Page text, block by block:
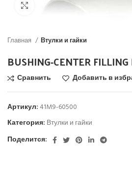
Click to enlarge
Главная Втулки и гайки
BUSHING-CENTER
Сравнить Добавить в
Артикул: 41M9-60500
Категория: Втулки и гайки
Поделится: